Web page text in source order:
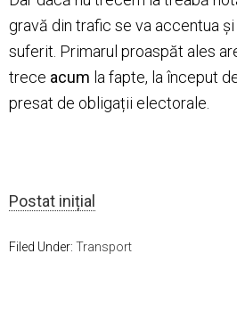
gravă din trafic se va accentua
suferit. Primarul proaspăt ales
trece acum la fapte, la început
presat de obligații electorale.
Postat inițial
Filed Under: Transport